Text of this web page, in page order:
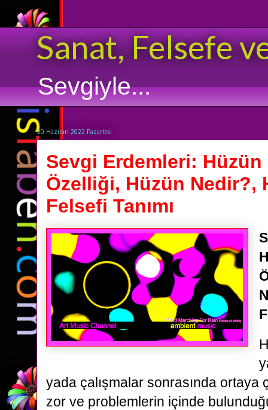
Sanat, Felsefe
Sevgiyle...
20 Haziran 2022 Pazartesi
Sevgi Erdemleri: Hüzün
Özelliği, Hüzün Nedir?,
Felsefi Tanımı
yada çalışmalar sonrasında ortaya
zor ve problemlerin içinde